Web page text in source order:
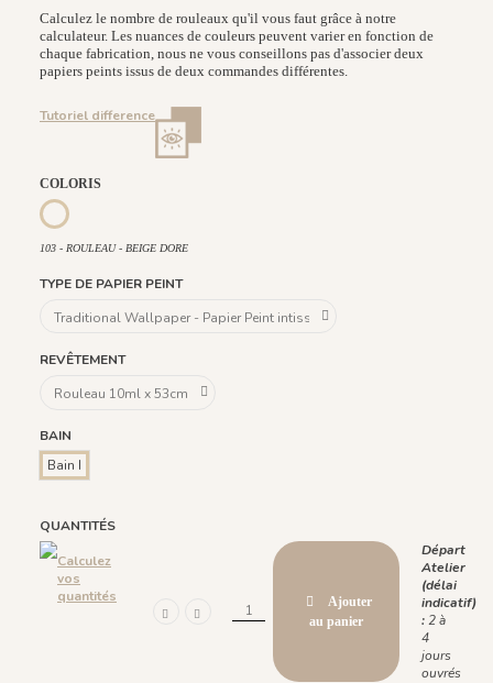
Calculez le nombre de rouleaux qu'il vous faut grâce à notre
calculateur. Les nuances de couleurs peuvent varier en fonction de
chaque fabrication, nous ne vous conseillons pas d'associer deux
papiers peints issus de deux commandes différentes.
Tutoriel difference
COLORIS
103 - ROULEAU - BEIGE DORE
103 - ROULEAU - BEIGE DORE
TYPE DE PAPIER PEINT
REVÊTEMENT
BAIN
Bain I
QUANTITÉS
Calculez
vos
quantités
Ajouter
au panier
Départ
Atelier
(délai
indicatif)
:2 à
4
jours
ouvrés